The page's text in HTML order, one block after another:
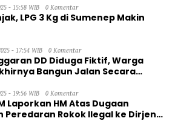
- 15:58 WIB 0 Komentar
LPG 3 Kg di Sumenep Makin
- 17:54 WIB 0 Komentar
DD Diduga Fiktif, Warga
Bangun Jalan Secara
- 19:56 WIB 0 Komentar
Laporkan HM Atas Dugaan
Peredaran Rokok Ilegal ke Dirjen